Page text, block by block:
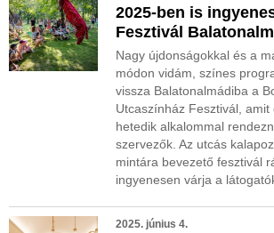
2025-ben is
Fesztivál
Nagy újdonságokkal és a
módon vidám, színes
vissza Balatonalmádiba a
Utcaszínház Fesztivál,
hetedik alkalommal
szervezők. Az utcás
mintára bevezető fesztivál
ingyenesen várja a
2025. június 4.